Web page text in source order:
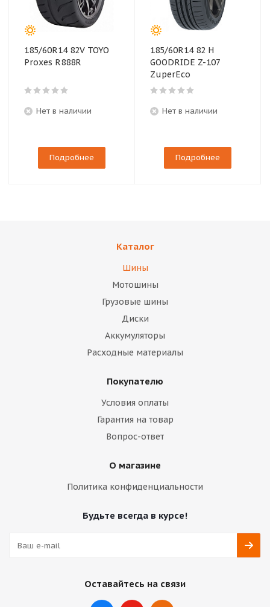
185/60R14 82V TOYO
Proxes R888R
Нет в наличии
Подробнее
185/60R14 82 H
GOODRIDE Z-107
ZuperEco
Нет в наличии
Подробнее
Каталог
Шины
Мотошины
Грузовые шины
Диски
Аккумуляторы
Расходные материалы
Покупателю
Условия оплаты
Гарантия на товар
Вопрос-ответ
О магазине
Политика конфиденциальности
Будьте всегда в курсе!
Оставайтесь на связи